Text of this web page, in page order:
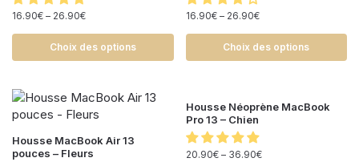
16.90€ – 26.90€
Choix des options
16.90€– 26.90€
Choix des options
Housse MacBook Air 13
pouces – Fleurs
Housse Néoprène MacBook
Pro 13 – Chien
20.90€– 36.90€